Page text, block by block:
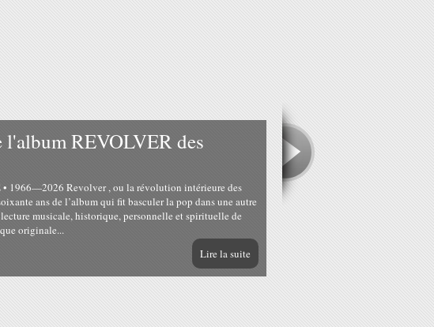
l'album REVOLVER des
1966—2026 Revolver , ou la révolution intérieure des
ans de l’album qui fit basculer la pop dans une autre
musicale, historique, personnelle et spirituelle de
originale...
Lire la suite